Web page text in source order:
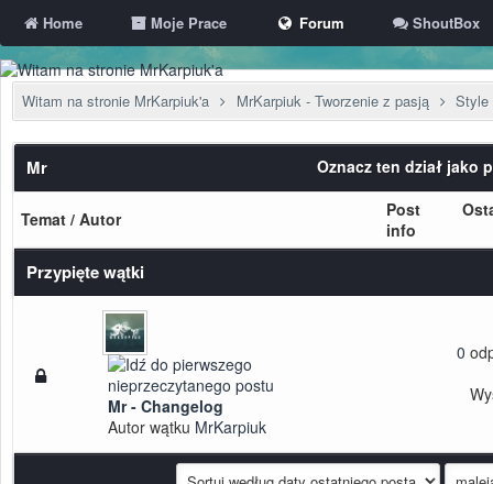
Home Moje Prace Forum ShoutBox
Witam na stronie MrKarpiuk'a MrKarpiuk - Tworzenie z pasją
Oznacz ten dział jako
Mr
Temat / Autor
Post
info
Przypięte wątki
Mr - Changelog
Autor wątku MrKarpiuk
0